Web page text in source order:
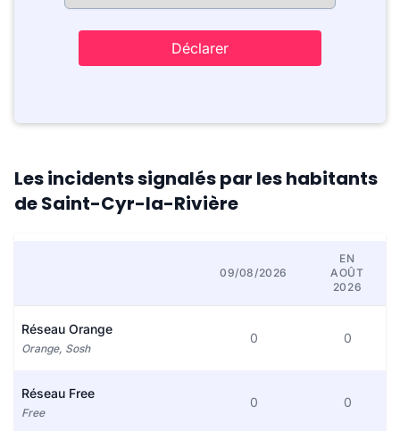
Déclarer
Les incidents signalés par les habitants
de Saint-Cyr-la-Rivière
09/08/2026
EN
AOÛT
2026
Réseau Orange
Orange, Sosh
0 0
Réseau Free
Free
0 0